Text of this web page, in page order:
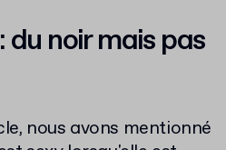
noir mais pas
nous avons mentionné